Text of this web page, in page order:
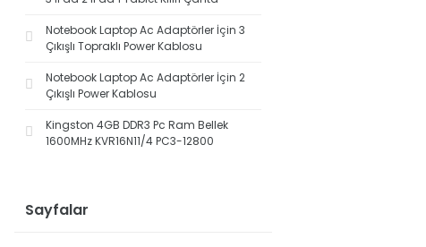
Notebook Laptop Ac Adaptörler İçin 3
Çıkışlı Topraklı Power Kablosu
Notebook Laptop Ac Adaptörler İçin 2
Çıkışlı Power Kablosu
Kingston 4GB DDR3 Pc Ram Bellek
1600MHz KVR16N11/4 PC3-12800
Sayfalar